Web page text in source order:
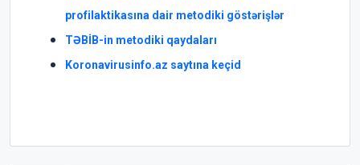
profilaktikasına dair metodiki göstərişlər
TƏBİB-in metodiki qaydaları
Koronavirusinfo.az saytına keçid